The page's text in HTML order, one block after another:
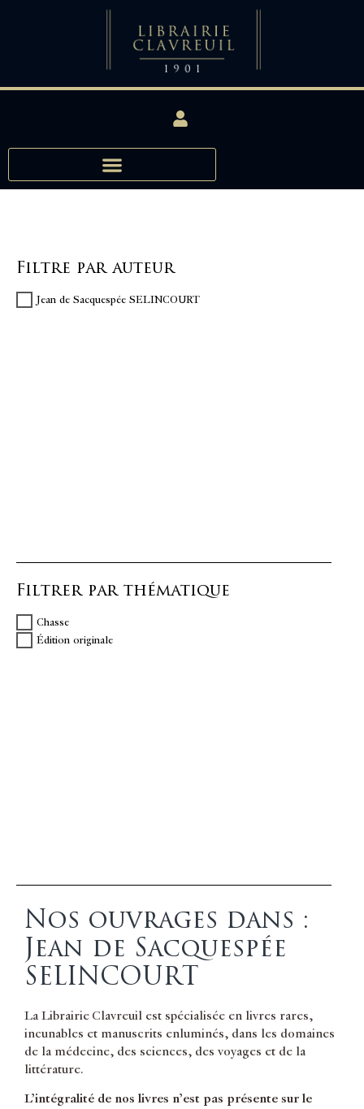
Filtre par auteur
Jean de Sacquespée SELINCOURT
Filtrer par thématique
Chasse
Édition originale
Nos ouvrages dans :
Jean de Sacquespée
SELINCOURT
La Librairie Clavreuil est spécialisée en livres rares,
incunables et manuscrits enluminés, dans les domaines
de la médecine, des sciences, des voyages et de la
littérature.
L’intégralité de nos livres n’est pas présente sur le